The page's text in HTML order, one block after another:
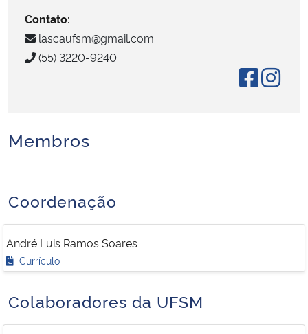
Advocacia-Geral da União
Contato:
lascaufsm@gmail.com
(55) 3220-9240
Membros
Coordenação
André Luis Ramos Soares
Currículo
Colaboradores da UFSM